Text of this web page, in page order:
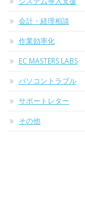
会計・経理相談
作業効率化
EC MASTERS LABS
パソコントラブル
サポートレター
その他